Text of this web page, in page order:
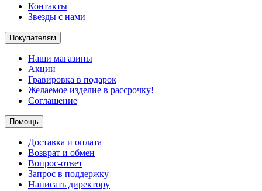
Контакты
Звезды с нами
Покупателям
Наши магазины
Акции
Гравировка в подарок
Желаемое изделие в рассрочку!
Соглашение
Помощь
Доставка и оплата
Возврат и обмен
Вопрос-ответ
Запрос в поддержку
Написать директору